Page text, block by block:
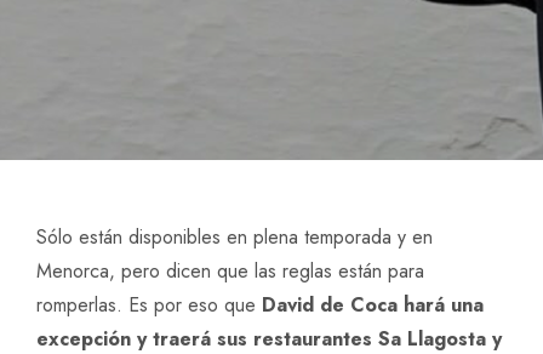
Sólo están disponibles en plena temporada y en
Menorca, pero dicen que las reglas están para
romperlas. Es por eso que David de Coca hará una
excepción y traerá sus restaurantes Sa Llagosta y